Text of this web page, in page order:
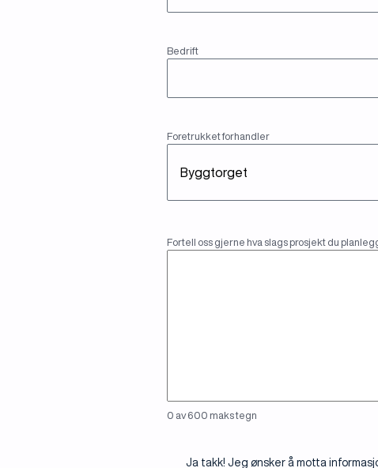
Bedrift
Bedrift
Untitled
Foretrukket forhandler
Beskrivelse
Fortell oss gjerne hva slags prosjekt du
0 av 600 maks tegn
Påmelding
Ja takk! Jeg ønsker å motta